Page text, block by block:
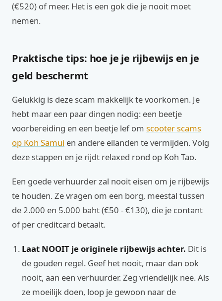
(€520) of meer. Het is een gok die je nooit moet
nemen.
Praktische tips: hoe je je rijbewijs en je
geld beschermt
Gelukkig is deze scam makkelijk te voorkomen. Je
hebt maar een paar dingen nodig: een beetje
voorbereiding en een beetje lef om scooter scams
op Koh Samui en andere eilanden te vermijden. Volg
deze stappen en je rijdt relaxed rond op Koh Tao.
Een goede verhuurder zal nooit eisen om je rijbewijs
te houden. Ze vragen om een borg, meestal tussen
de 2.000 en 5.000 baht (€50 - €130), die je contant
of per creditcard betaalt.
Laat NOOIT je originele rijbewijs achter. Dit is
de gouden regel. Geef het nooit, maar dan ook
nooit, aan een verhuurder. Zeg vriendelijk nee. Als
ze moeilijk doen, loop je gewoon naar de